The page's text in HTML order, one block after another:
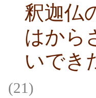
釈迦仏
はから
いでき
(21)